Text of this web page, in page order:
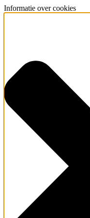
Informatie over cookies